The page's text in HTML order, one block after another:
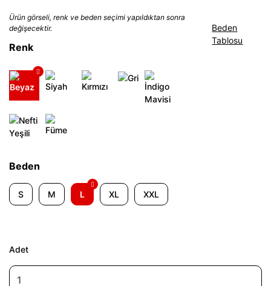
Ürün görseli, renk ve beden seçimi yapıldıktan sonra
değişecektir.
Renk
Beden
S M L XL XXL
Beden
Tablosu
Adet